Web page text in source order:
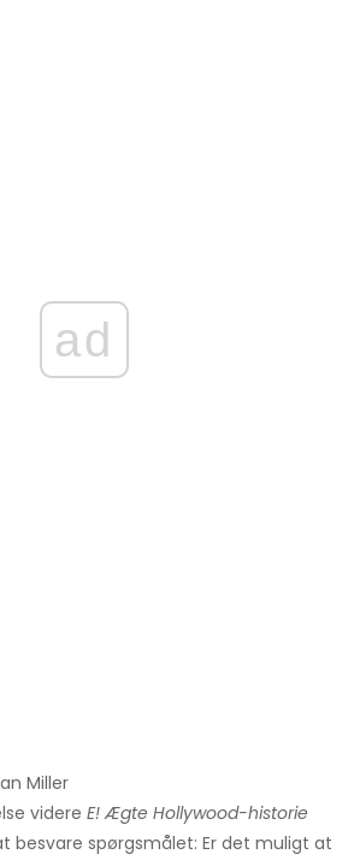
ad
Miller
videre E! Ægte Hollywood-historie
spørgsmålet: Er det muligt at